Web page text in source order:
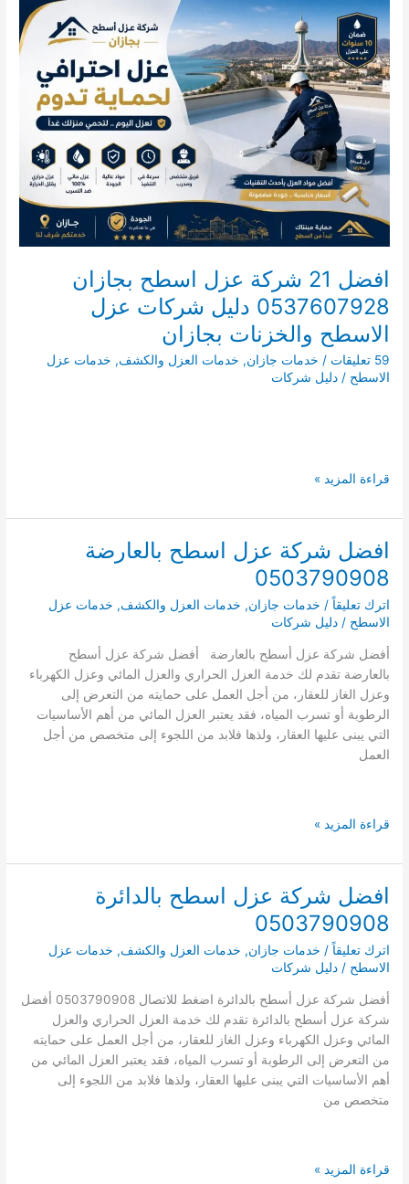
تسربات
المياه
بالدرب
كشف
تسربات
تكسير
افضل 21 شركة عزل اسطح بجازان
0537607928 دليل شركات عزل
الاسطح والخزنات بجازان
59 تعليقات / خدمات جازان, خدمات العزل والكشف, خدمات عزل
الاسطح /دليل شركات
افضل
شركة
عزل
اسطح
بجازان
0537607928
دليل
عزل
الاسطح
والخزنات
بجازان
قراءة المزيد »
افضل شركة عزل اسطح بالعارضة
0503790908
اترك تعليقاً / خدمات جازان, خدمات العزل والكشف, خدمات عزل
الاسطح /دليل شركات
أفضل شركة عزل أسطح بالعارضة أفضل شركة عزل أسطح
بالعارضة تقدم لك خدمة العزل الحراري والعزل المائي وعزل الكهرباء
وعزل الغاز للعقار، من أجل العمل على حمايته من التعرض إلى
الرطوبة أو تسرب المياه، فقد يعتبر العزل المائي من أهم الأساسيات
التي يبنى عليها العقار، ولذها فلابد من اللجوء إلى متخصص من أجل
العمل
افضل
عزل
اسطح
بالعارضة
0503790908
قراءة المزيد »
افضل شركة عزل اسطح بالدائرة
0503790908
اترك تعليقاً / خدمات جازان, خدمات العزل والكشف, خدمات عزل
الاسطح /دليل شركات
أفضل شركة عزل أسطح بالدائرة اضغط للاتصال 0503790908 أفضل
شركة عزل أسطح بالدائرة تقدم لك خدمة العزل الحراري والعزل
المائي وعزل الكهرباء وعزل الغاز للعقار، من أجل العمل على حمايته
من التعرض إلى الرطوبة أو تسرب المياه، فقد يعتبر العزل المائي من
أهم الأساسيات التي يبنى عليها العقار، ولذها فلابد من اللجوء إلى
متخصص من
افضل
قراءة المزيد »